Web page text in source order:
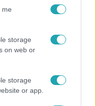
me
storage
on web or
storage
or app.a vevők